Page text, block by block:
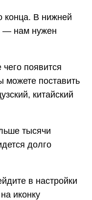
конца. В нижней
— нам нужен
появится
поставить
китайский
тысячи
долго
в настройки
иконку